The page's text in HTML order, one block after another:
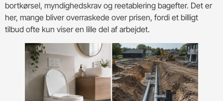
bortkørsel, myndighedskrav og reetablering bagefter. Det er
her, mange bliver overraskede over prisen, fordi et billigt
tilbud ofte kun viser en lille del af arbejdet.